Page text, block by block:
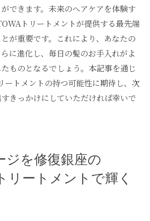
できます。未来のヘアケアを体験す
トリートメントが提供する最先端
が重要です。これにより、あなたの
に進化し、毎日の髪のお手入れがよ
ものとなるでしょう。本記事を通じ
ートメントの持つ可能性に期待し、次
きっかけにしていただければ幸いで
ジを修復銀座の
リートメントで輝く